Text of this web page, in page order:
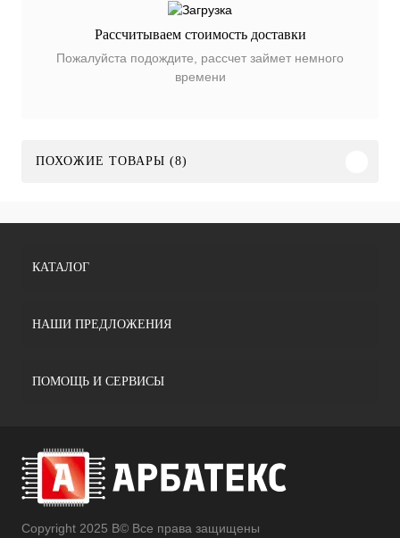
Рассчитываем стоимость доставки
Пожалуйста подождите, рассчет займет немного
времени
ПОХОЖИЕ ТОВАРЫ (8)
КАТАЛОГ
НАШИ ПРЕДЛОЖЕНИЯ
ПОМОЩЬ И СЕРВИСЫ
Copyright 2025 В© Все права защищены